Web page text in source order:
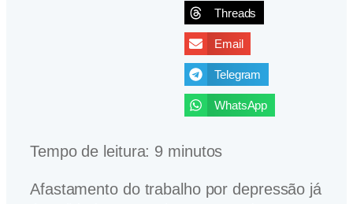
Threads
Email
Telegram
WhatsApp
Tempo de leitura: 9 minutos
Afastamento do trabalho por depressão já